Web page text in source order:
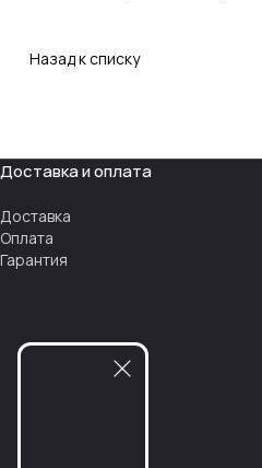
Назад к списку
Доставка и оплата
Доставка
Оплата
Гарантия